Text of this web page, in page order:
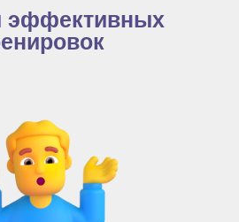
эффективных